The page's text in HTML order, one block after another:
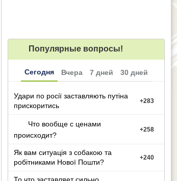
Популярные вопросы!
Сегодня Вчера 7 дней 30 дней
Удари по росії заставляють путіна
прискоритись
+283
Что вообще с ценами
происходит?
+258
Як вам ситуацiя з собакою та
робітниками Нової Пошти?
+240